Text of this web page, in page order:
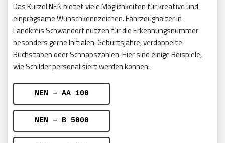
Das Kürzel NEN bietet viele Möglichkeiten für kreative und
einprägsame Wunschkennzeichen. Fahrzeughalter in
Landkreis Schwandorf nutzen für die Erkennungsnummer
besonders gerne Initialen, Geburtsjahre, verdoppelte
Buchstaben oder Schnapszahlen. Hier sind einige Beispiele,
wie Schilder personalisiert werden können:
NEN – AA 100
NEN – B 5000